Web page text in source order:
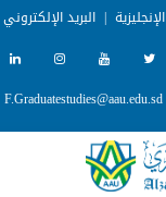
الإنجليزية | البريد الإلكتروني
F.Graduatestudies@aau.edu.sd